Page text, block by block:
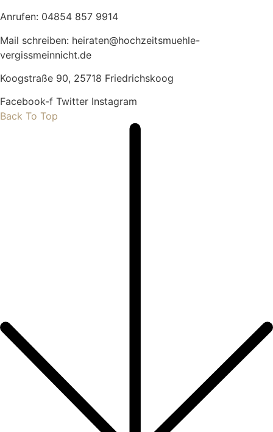
Anrufen: 04854 857 9914
Mail schreiben: heiraten@hochzeitsmuehle-
vergissmeinnicht.de
Koogstraße 90, 25718 Friedrichskoog
Facebook-f Twitter Instagram
Back To Top